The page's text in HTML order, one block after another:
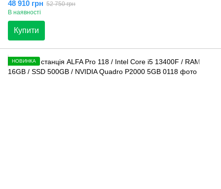
48 910 грн 52 750 грн
В наявності
Купити
НОВИНКА